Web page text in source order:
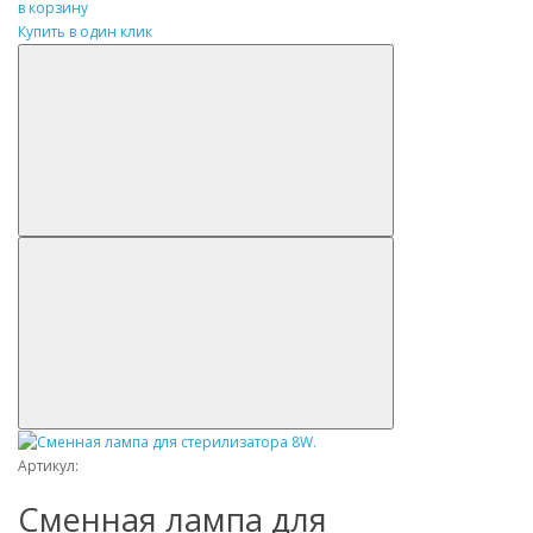
в корзину
Купить в один клик
Артикул:
Сменная лампа для